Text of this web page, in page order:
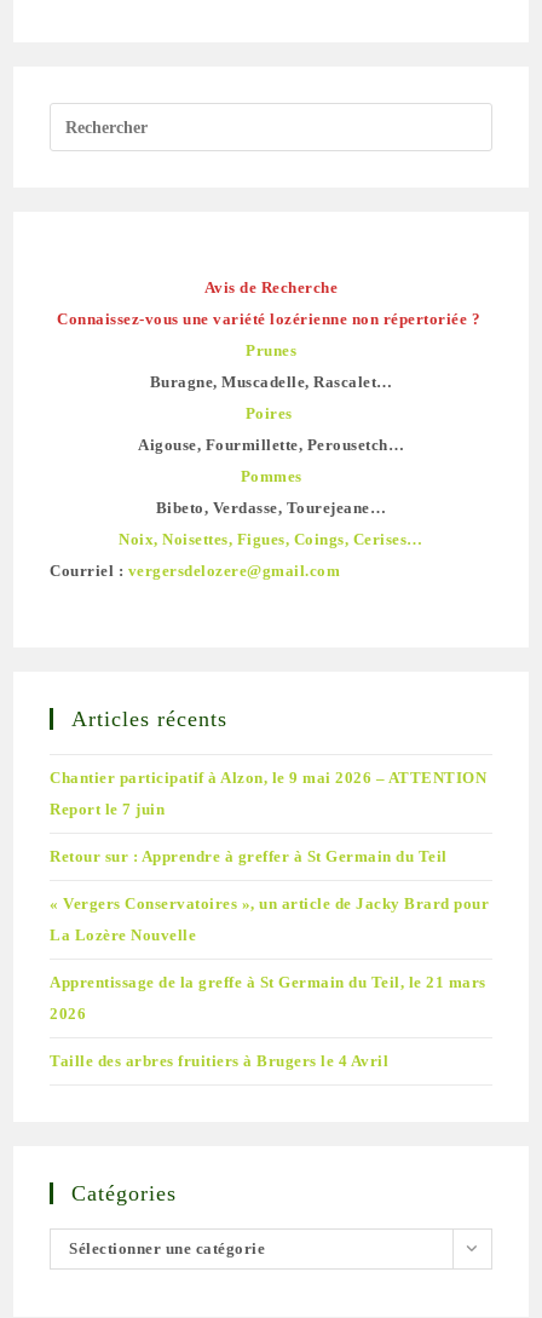
Avis de Recherche
Connaissez-vous une variété lozérienne non répertoriée ?
Prunes
Buragne, Muscadelle, Rascalet…
Poires
Aigouse, Fourmillette, Perousetch…
Pommes
Bibeto, Verdasse, Tourejeane…
Noix, Noisettes, Figues, Coings, Cerises…
Courriel : vergersdelozere@gmail.com
Articles récents
Chantier participatif à Alzon, le 9 mai 2026 – ATTENTION
Report le 7 juin
Retour sur : Apprendre à greffer à St Germain du Teil
« Vergers Conservatoires », un article de Jacky Brard pour
La Lozère Nouvelle
Apprentissage de la greffe à St Germain du Teil, le 21 mars
2026
Taille des arbres fruitiers à Brugers le 4 Avril
Catégories
Sélectionner une catégorie